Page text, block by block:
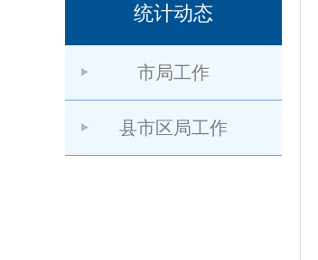
统计动态
市局工作
县市区局工作